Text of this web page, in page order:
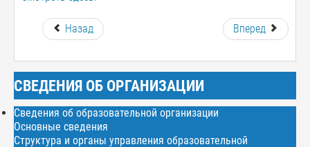
Назад Вперед
СВЕДЕНИЯ ОБ ОРГАНИЗАЦИИ
Сведения об образовательной организации
Основные сведения
Структура и органы управления образовательной